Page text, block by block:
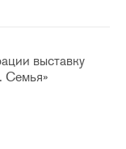
выставку
Семья»